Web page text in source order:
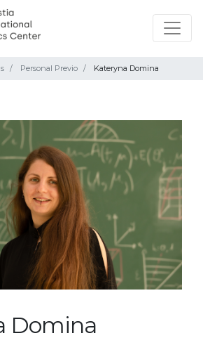
Personal Previo Kateryna Domina
Domina